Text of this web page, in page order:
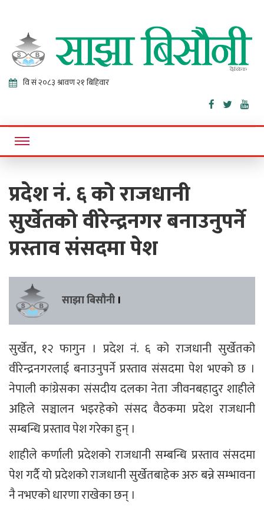
Sajha
Bisaunee
Online News Portal
प्रदेश नं. ६ को राजधानी
सुर्खेतको वीरेन्द्रनगर बनाउनुपर्ने
प्रस्ताव संसदमा पेश
साझा बिसौनी ।
सुर्खेत, १२ फागुन । प्रदेश नं. ६ को राजधानी सुर्खेतको
वीरेन्द्रनगरलाई बनाउनुपर्ने प्रस्ताव संसदमा पेश भएको छ ।
नेपाली कांग्रेसका संसदीय दलका नेता जीवनबहादुर शाहीले
अहिले सञ्चालन भइरहेको संसद वैठकमा प्रदेश राजधानी
सम्बन्धि प्रस्ताव पेश गरेका हुन् ।
शाहीले कर्णाली प्रदेशको राजधानी सम्बन्धि प्रस्ताव संसदमा
पेश गर्दै यो प्रदेशको राजधानी सुर्खेतबाहेक अरु बन्ने सम्भावना
नै नभएको धारणा राखेका छन् ।